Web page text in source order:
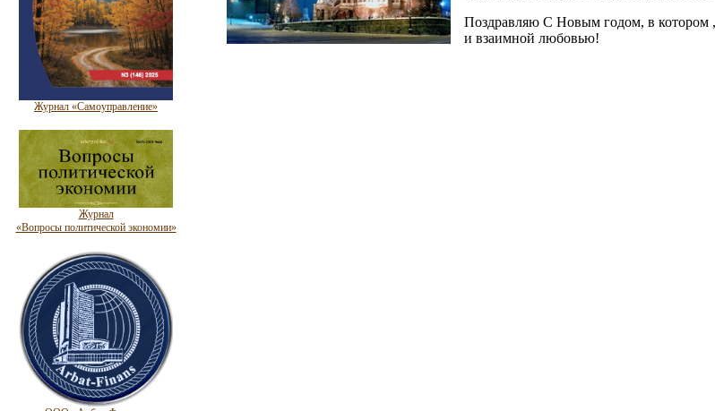
Журнал «Самоуправление»
Журнал
«Вопросы политической экономии»
Поздравляю С Новым годом, в котором ,
и взаимной любовью!